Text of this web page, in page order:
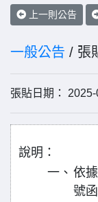
上一則公告
一般公告 / 張
張貼日期：
說明：
一、 依
號